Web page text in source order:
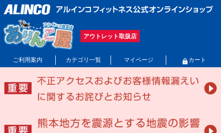
アウトレット取扱店
ご利用案内 カテゴリ一覧 マイページ カート